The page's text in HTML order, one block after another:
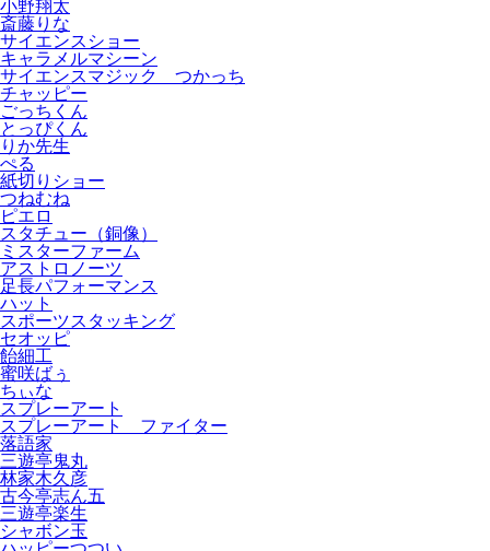
小野翔太
斎藤りな
サイエンスショー
キャラメルマシーン
サイエンスマジック つかっち
チャッピー
ごっちくん
とっぴくん
りか先生
ぺる
紙切りショー
つねむね
ピエロ
スタチュー（銅像）
ミスターファーム
アストロノーツ
足長パフォーマンス
ハット
スポーツスタッキング
セオッピ
飴細工
蜜咲ばぅ
ちぃな
スプレーアート
スプレーアート ファイター
落語家
三遊亭鬼丸
林家木久彦
古今亭志ん五
三遊亭楽生
シャボン玉